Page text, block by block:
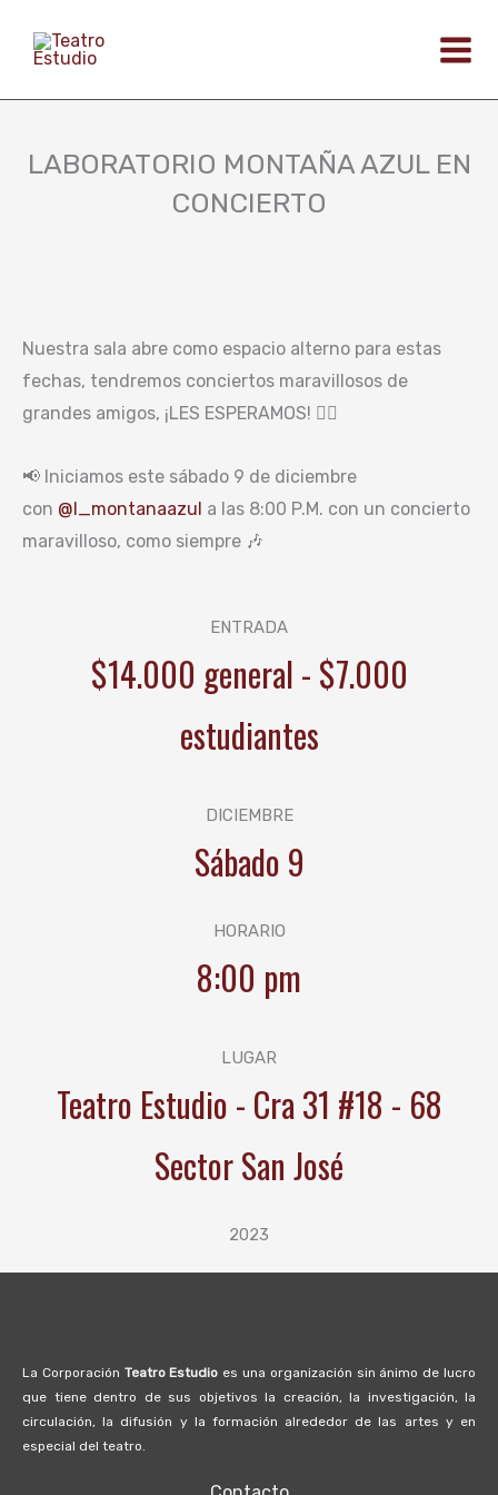
LABORATORIO MONTAÑA AZUL EN
CONCIERTO
Nuestra sala abre como espacio alterno para estas
fechas, tendremos conciertos maravillosos de
grandes amigos, ¡LES ESPERAMOS! 👇🏼
📢 Iniciamos este sábado 9 de diciembre
con @l_montanaazul a las 8:00 P.M. con un concierto
maravilloso, como siempre 🎶
ENTRADA
$14.000 general - $7.000
estudiantes
DICIEMBRE
Sábado 9
HORARIO
8:00 pm
LUGAR
Teatro Estudio - Cra 31 #18 - 68
Sector San José
2023
La Corporación Teatro Estudio es una organización sin ánimo de lucro
que tiene dentro de sus objetivos la creación, la investigación, la
circulación, la difusión y la formación alrededor de las artes y en
especial del teatro.